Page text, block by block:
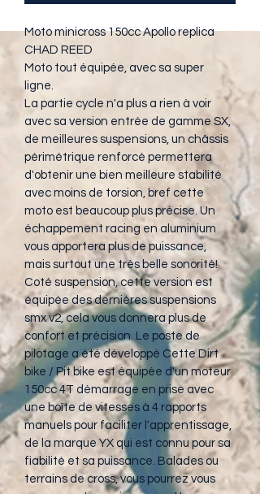
Moto minicross 150cc Apollo replica
CHAD REED
Moto tout équipée, avec sa super
ligne.
La partie cycle n'a plus a rien à voir
avec sa version entrée de gamme SX,
de meilleures suspensions, un châssis
périmétrique renforcé permettera
d'obtenir une bien meilleure stabilité
avec moins de torsion, bref cette
moto est beaucoup plus précise. Un
échappement racing en aluminium
vous apportera plus de puissance,
mais surtout une très belle sonorité!
Coté suspension, cette version est
équipée des dernières suspensions
smx v2, cela vous donnera plus de
confort et précision. Le poste de
pilotage a été développé Cette Dirt
bike / Pit bike est équipée d'un moteur
150cc 4T démarrage en prise avec
une boîte de vitesses à 4 rapports
manuels pour faciliter l'apprentissage,
de la marque YX qui est connu pour sa
fiabilité et sa puissance. Balades ou
terrains de cross, vous pourrez vous